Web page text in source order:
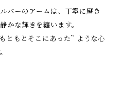
バーのアームは、丁寧に磨き
かな輝きを纏います。
ともとそこにあった” ような心